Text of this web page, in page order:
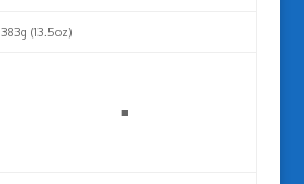
383g (13.5oz)
■